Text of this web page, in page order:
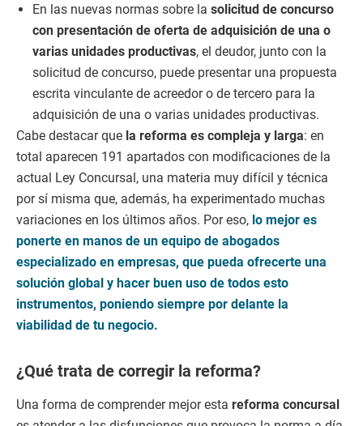
En las nuevas normas sobre la solicitud de concurso
con presentación de oferta de adquisición de una o
varias unidades productivas, el deudor, junto con la
solicitud de concurso, puede presentar una propuesta
escrita vinculante de acreedor o de tercero para la
adquisición de una o varias unidades productivas.
Cabe destacar que la reforma es compleja y larga: en
total aparecen 191 apartados con modificaciones de la
actual Ley Concursal, una materia muy difícil y técnica
por sí misma que, además, ha experimentado muchas
variaciones en los últimos años. Por eso, lo mejor es
ponerte en manos de un equipo de abogados
especializado en empresas, que pueda ofrecerte una
solución global y hacer buen uso de todos esto
instrumentos, poniendo siempre por delante la
viabilidad de tu negocio.
¿Qué trata de corregir la reforma?
Una forma de comprender mejor esta reforma concursal